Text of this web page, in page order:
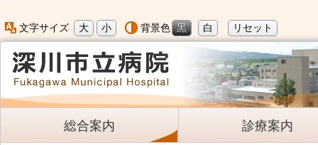
文字サイズ 大 小 背景色 黒 白 リセット
総合案内 診療案内